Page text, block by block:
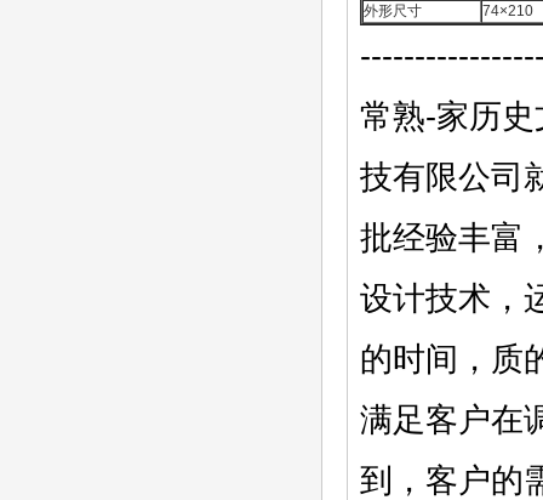
外形尺寸
常熟-家历
技有限公司
批经验丰富
设计技术，
的时间，质
满足客户在
到，客户的